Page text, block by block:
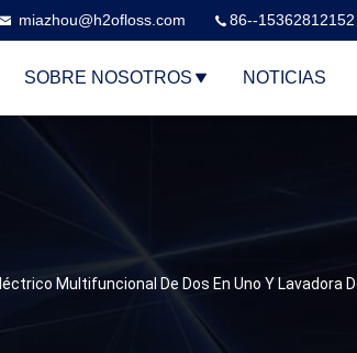
miazhou@h2ofloss.com 86--15362812152
SOBRE NOSOTROS NOTICIAS
Multifuncional De Dos En Uno Y Lavadora